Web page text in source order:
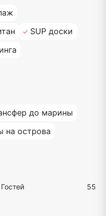
SUP доски
до марины
на острова
Гостей 55